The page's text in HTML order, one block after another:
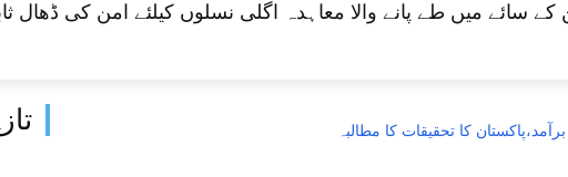
سائے میں طے پانے والا معاہدہ اگلی نسلوں کیلئے امن کی ڈھال